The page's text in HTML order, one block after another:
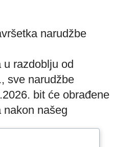
narudžbe
razdoblju od
sve narudžbe
bit će obrađene
nakon našeg